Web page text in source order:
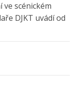
ve scénickém
DJKT uvádí od